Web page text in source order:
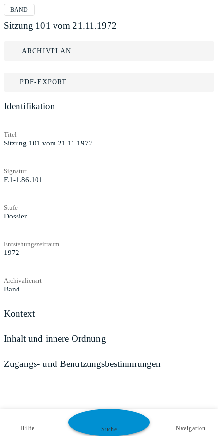
BAND
Sitzung 101 vom 21.11.1972
ARCHIVPLAN
PDF-EXPORT
Identifikation
Titel
Sitzung 101 vom 21.11.1972
Signatur
F.1-1.86.101
Stufe
Dossier
Entstehungszeitraum
1972
Archivalienart
Band
Kontext
Inhalt und innere Ordnung
Zugangs- und Benutzungsbestimmungen
Hilfe Suche Navigation